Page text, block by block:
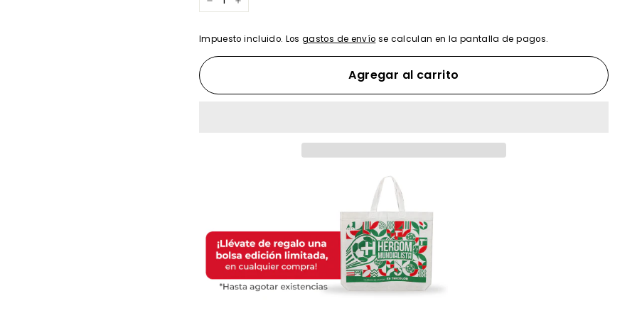
− +
Impuesto incluido. Losgastos de envío se calculan en la pantalla de pagos.
Agregar al carrito